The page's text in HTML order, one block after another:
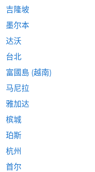
吉隆坡
墨尔本
达沃
台北
富國島 (越南)
马尼拉
雅加达
槟城
珀斯
杭州
首尔